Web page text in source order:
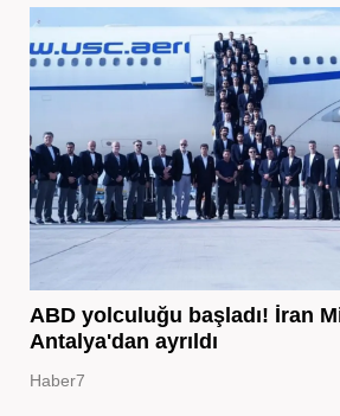
ABD yolculuğu başladı! İran
Antalya'dan ayrıldı
Haber7